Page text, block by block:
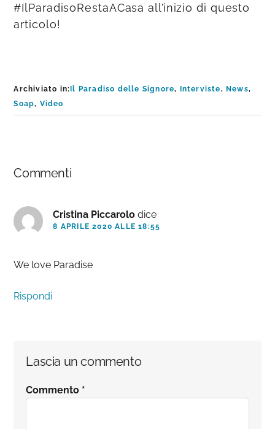
#IlParadisoRestaACasa all’inizio di questo
articolo!
Archiviato in:Il Paradiso delle Signore, Interviste,News,
Soap, Video
del
lettore
Commenti
Cristina Piccarolo dice
8 APRILE 2020 ALLE 18:55
We love Paradise
Rispondi
Lascia un commento
Commento *